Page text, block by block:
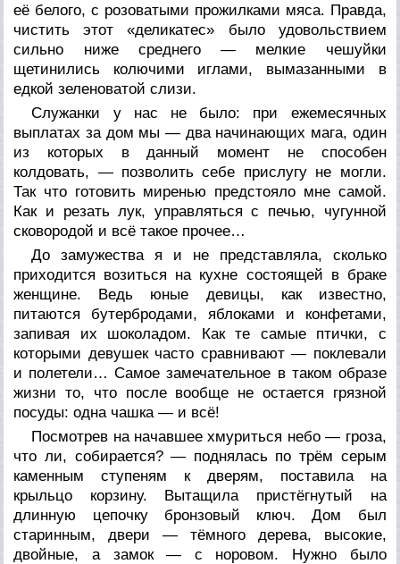
её белого, с розоватыми прожилками мяса. Правда,
чистить этот «деликатес» было удовольствием
сильно ниже среднего — мелкие чешуйки
щетинились колючими иглами, вымазанными в
едкой зеленоватой слизи.
Служанки у нас не было: при ежемесячных
выплатах за дом мы — два начинающих мага, один
из которых в данный момент не способен
колдовать, — позволить себе прислугу не могли.
Так что готовить миренью предстояло мне самой.
Как и резать лук, управляться с печью, чугунной
сковородой и всё такое прочее…
До замужества я и не представляла, сколько
приходится возиться на кухне состоящей в браке
женщине. Ведь юные девицы, как известно,
питаются бутербродами, яблоками и конфетами,
запивая их шоколадом. Как те самые птички, с
которыми девушек часто сравнивают — поклевали
и полетели… Самое замечательное в таком образе
жизни то, что после вообще не остается грязной
посуды: одна чашка — и всё!
Посмотрев на начавшее хмуриться небо — гроза,
что ли, собирается? — поднялась по трём серым
каменным ступеням к дверям, поставила на
крыльцо корзину. Вытащила пристёгнутый на
длинную цепочку бронзовый ключ. Дом был
старинным, двери — тёмного дерева, высокие,
двойные, а замок — с норовом. Нужно было